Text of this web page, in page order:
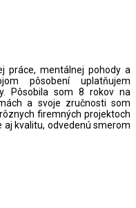
práce, mentálnej pohody a
pôsobení uplatňujem
Pôsobila som 8 rokov na
a svoje zručnosti som
firemných projektoch
aj kvalitu, odvedenú smerom